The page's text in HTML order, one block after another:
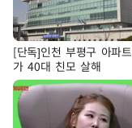
[단독]인천 부평구 아파
가 40대 친모 살해